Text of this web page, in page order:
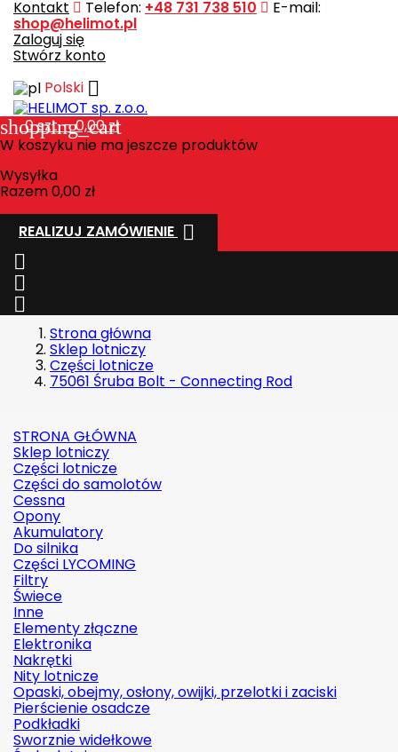
Kontakt Telefon: +48 731 738 510 E-mail:
shop@helimot.pl
Zaloguj się
Stwórz konto
Polski 
shopping_cart
0szt. - 0,00 zł
W koszyku nie ma jeszcze produktów
Wysyłka
Razem0,00 zł
REALIZUJ ZAMÓWIENIE 



Strona główna
Sklep lotniczy
Części lotnicze
75061 Śruba Bolt - Connecting Rod
STRONA GŁÓWNA
Sklep lotniczy
Części lotnicze
Części do samolotów
Cessna
Opony
Akumulatory
Do silnika
Części LYCOMING
Filtry
Świece
Inne
Elementy złączne
Elektronika
Nakrętki
Nity lotnicze
Opaski, obejmy, osłony, owijki, przelotki i zaciski
Pierścienie osadcze
Podkładki
Sworznie widełkowe